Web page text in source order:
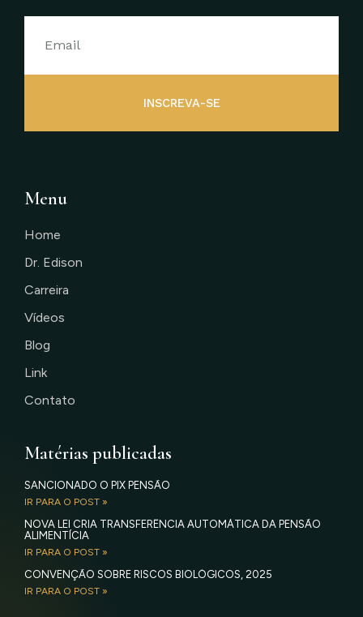
INSCREVA-SE
Menu
Home
Dr. Edison
Carreira
Vídeos
Blog
Link
Contato
Matérias publicadas
SANCIONADO O PIX PENSÃO
IR PARA O POST »
NOVA LEI CRIA TRANSFERÊNCIA AUTOMÁTICA DA PENSÃO
ALIMENTÍCIA
IR PARA O POST »
CONVENÇÃO SOBRE RISCOS BIOLÓGICOS, 2025
IR PARA O POST »